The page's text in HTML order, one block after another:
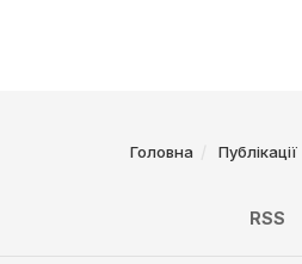
Головна Публікації
RSS